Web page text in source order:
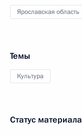
Ярославская область
Темы
Культура
Статус материала